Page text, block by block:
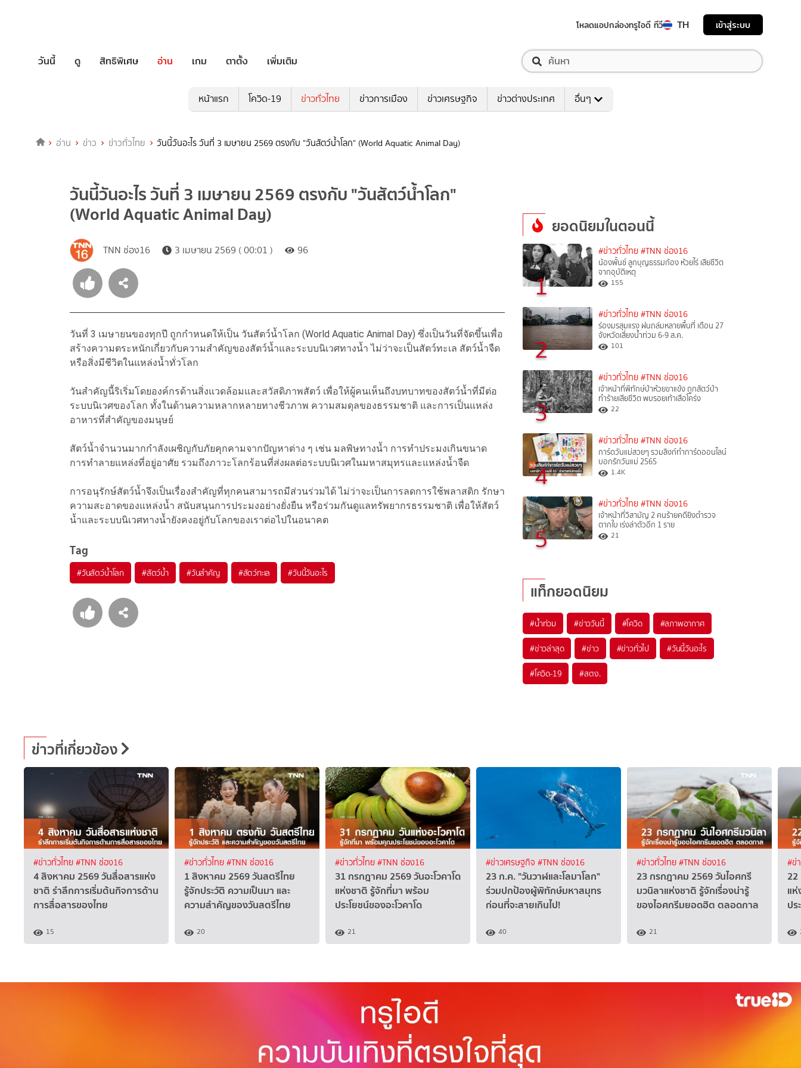
โหลดแอปกล่องทรูไอดี ทีวี TH เข้าสู่ระบบ
วันนี้ ดู สิทธิพิเศษ อ่าน เกม ตาตั้ง เพิ่มเติม
หน้าแรก โควิด-19 ข่าวทั่วไทย ข่าวการเมือง ข่าวเศรษฐกิจ ข่าวต่างประเทศ อื่นๆ
อ่าน ข่าว ข่าวทั่วไทย วันนี้วันอะไร วันที่ 3 เมษายน 2569 ตรงกับ "วันสัตว์น้ำโลก" (World Aquatic Animal Day)
วันนี้วันอะไร วันที่ 3 เมษายน 2569 ตรงกับ "วันสัตว์น้ำโลก"
(World Aquatic Animal Day)
TNN ช่อง16 3 เมษายน 2569 ( 00:01 ) 96
วันที่ 3 เมษายนของทุกปี ถูกกำหนดให้เป็น วันสัตว์น้ำโลก (World Aquatic Animal Day) ซึ่งเป็นวันที่จัดขึ้นเพื่อ
สร้างความตระหนักเกี่ยวกับความสำคัญของสัตว์น้ำและระบบนิเวศทางน้ำ ไม่ว่าจะเป็นสัตว์ทะเล สัตว์น้ำจืด
หรือสิ่งมีชีวิตในแหล่งน้ำทั่วโลก
วันสำคัญนี้ริเริ่มโดยองค์กรด้านสิ่งแวดล้อมและสวัสดิภาพสัตว์ เพื่อให้ผู้คนเห็นถึงบทบาทของสัตว์น้ำที่มีต่อ
ระบบนิเวศของโลก ทั้งในด้านความหลากหลายทางชีวภาพ ความสมดุลของธรรมชาติ และการเป็นแหล่ง
อาหารที่สำคัญของมนุษย์
สัตว์น้ำจำนวนมากกำลังเผชิญกับภัยคุกคามจากปัญหาต่าง ๆ เช่น มลพิษทางน้ำ การทำประมงเกินขนาด
การทำลายแหล่งที่อยู่อาศัย รวมถึงภาวะโลกร้อนที่ส่งผลต่อระบบนิเวศในมหาสมุทรและแหล่งน้ำจืด
การอนุรักษ์สัตว์น้ำจึงเป็นเรื่องสำคัญที่ทุกคนสามารถมีส่วนร่วมได้ ไม่ว่าจะเป็นการลดการใช้พลาสติก รักษา
ความสะอาดของแหล่งน้ำ สนับสนุนการประมงอย่างยั่งยืน หรือร่วมกันดูแลทรัพยากรธรรมชาติ เพื่อให้สัตว์
น้ำและระบบนิเวศทางน้ำยังคงอยู่กับโลกของเราต่อไปในอนาคต
Tag
#วันสัตว์น้ำโลก #สัตว์น้ำ #วันสำคัญ #สัตว์ทะเล #วันนี้วันอะไร
ยอดนิยมในตอนนี้
1
#ข่าวทั่วไทย #TNN ช่อง16
น้องพั้นช์ ลูกบุญธรรมก้อง ห้วยไร่ เสียชีวิต
จากอุบัติเหตุ
155
2
#ข่าวทั่วไทย #TNN ช่อง16
ร่องมรสุมแรง ฝนถล่มหลายพื้นที่ เตือน 27
จังหวัดเสี่ยงน้ำท่วม 6-9 ส.ค.
101
3
#ข่าวทั่วไทย #TNN ช่อง16
เจ้าหน้าที่พิทักษ์ป่าห้วยขาแข้ง ถูกสัตว์ป่า
ทำร้ายเสียชีวิต พบรอยเท้าเสือโคร่ง
22
4
#ข่าวทั่วไทย #TNN ช่อง16
การ์ดวันแม่สวยๆ รวมลิงก์ทำการ์ดออนไลน์
บอกรักวันแม่ 2565
1.4K
5
#ข่าวทั่วไทย #TNN ช่อง16
เจ้าหน้าที่วิสามัญ 2 คนร้ายคดียิงตำรวจ
ตากใบ เร่งล่าตัวอีก 1 ราย
21
แท็กยอดนิยม
#น้ำท่วม #ข่าววันนี้ #โควิด #สภาพอากาศ
#ข่าวล่าสุด #ข่าว #ข่าวทั่วไป #วันนี้วันอะไร
#โควิด-19 #สตง.
ข่าวที่เกี่ยวข้อง
#ข่าวทั่วไทย#TNN ช่อง16
4 สิงหาคม 2569 วันสื่อสารแห่ง
ชาติ รำลึกการเริ่มต้นกิจการด้าน
การสื่อสารของไทย
15
#ข่าวทั่วไทย#TNN ช่อง16
1 สิงหาคม 2569 วันสตรีไทย
รู้จักประวัติ ความเป็นมา และ
ความสำคัญของวันสตรีไทย
20
#ข่าวทั่วไทย#TNN ช่อง16
31 กรกฎาคม 2569 วันอะโวคาโด
แห่งชาติ รู้จักที่มา พร้อม
ประโยชน์ของอะโวคาโด
21
#ข่าวเศรษฐกิจ #TNN ช่อง16
23 ก.ค. "วันวาฬและโลมาโลก"
ร่วมปกป้องผู้พิทักษ์มหาสมุทร
ก่อนที่จะสายเกินไป!
40
#ข่าวทั่วไทย#TNN ช่อง16
23 กรกฎาคม 2569 วันไอศกรี
มวนิลาแห่งชาติ รู้จักเรื่องน่ารู้
ของไอศกรีมยอดฮิต ตลอดกาล
21
#ข่
แ
ปร